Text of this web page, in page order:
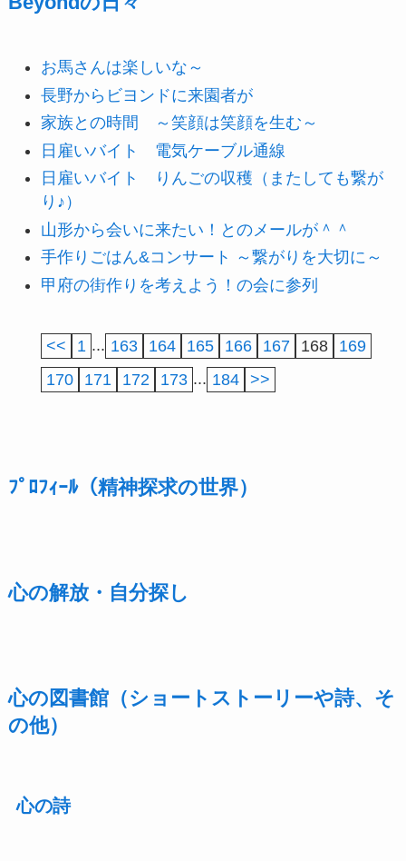
お馬さんは楽しいな～
長野からビヨンドに来園者が
家族との時間 ～笑顔は笑顔を生む～
日雇いバイト 電気ケーブル通線
日雇いバイト りんごの収穫（またしても繋が
り♪）
山形から会いに来たい！とのメールが＾＾
手作りごはん&コンサート ～繋がりを大切に～
甲府の街作りを考えよう！の会に参列
<< 1 ... 163 164 165 166 167 168
169
170
171 172 173 ... 184 >>
ﾌﾟﾛﾌｨｰﾙ（精神探求の世界）
心の解放・自分探し
心の図書館（ショートストーリーや詩、そ
の他）
心の詩